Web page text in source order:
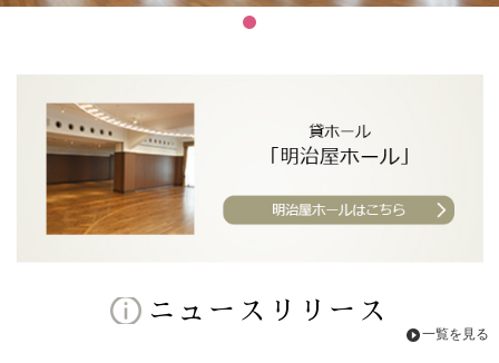
ニュースリリース
一覧を見る